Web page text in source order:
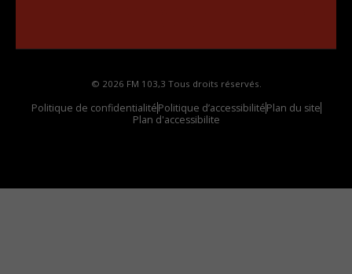
© 2026 FM 103,3 Tous droits réservés.
Politique de confidentialitéPolitique d’accessibilitéPlan du site
Plan d'accessibilite